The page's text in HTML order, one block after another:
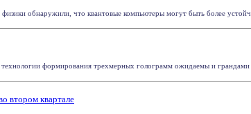
обнаружили, что квантовые компьютеры могут быть более
формирования трехмерных голограмм ожидаемы и
втором квартале